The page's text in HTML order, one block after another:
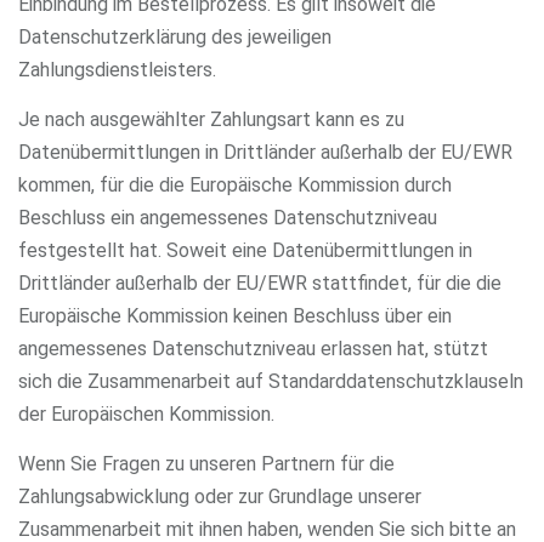
Datenschutzerklärung des jeweiligen
Zahlungsdienstleisters.
Je nach ausgewählter Zahlungsart kann es zu
Datenübermittlungen in Drittländer außerhalb der EU/EWR
kommen, für die die Europäische Kommission durch
Beschluss ein angemessenes Datenschutzniveau
festgestellt hat. Soweit eine Datenübermittlungen in
Drittländer außerhalb der EU/EWR stattfindet, für die die
Europäische Kommission keinen Beschluss über ein
angemessenes Datenschutzniveau erlassen hat, stützt
sich die Zusammenarbeit auf Standarddatenschutzklauseln
der Europäischen Kommission.
Wenn Sie Fragen zu unseren Partnern für die
Zahlungsabwicklung oder zur Grundlage unserer
Zusammenarbeit mit ihnen haben, wenden Sie sich bitte an